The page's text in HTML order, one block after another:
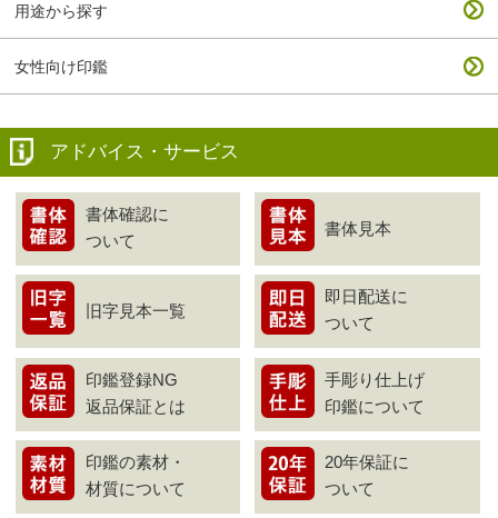
用途から探す
女性向け印鑑
アドバイス・サービス
書体確認に
ついて
書体見本
旧字見本一覧
即日配送に
ついて
印鑑登録NG
返品保証とは
手彫り仕上げ
印鑑について
印鑑の素材・
材質について
20年保証に
ついて